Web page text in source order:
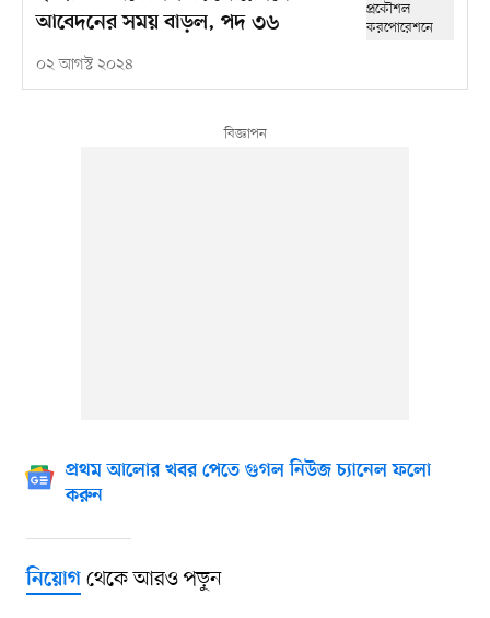
আবেদনের সময় বাড়ল, পদ ৩৬
০২ আগস্ট ২০২৪
প্রথম আলোর খবর পেতে গুগল নিউজ চ্যানেল ফলো
করুন
নিয়োগথেকে আরও পড়ুন